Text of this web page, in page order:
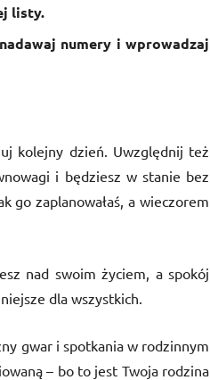
listy.
numery i wprowadzaj
kolejny dzień. Uwzględnij też
i będziesz w stanie bez
go zaplanowałaś, a wieczorem
nad swoim życiem, a spokój
dla wszystkich.
gwar i spotkania w rodzinnym
– bo to jest Twoja rodzina